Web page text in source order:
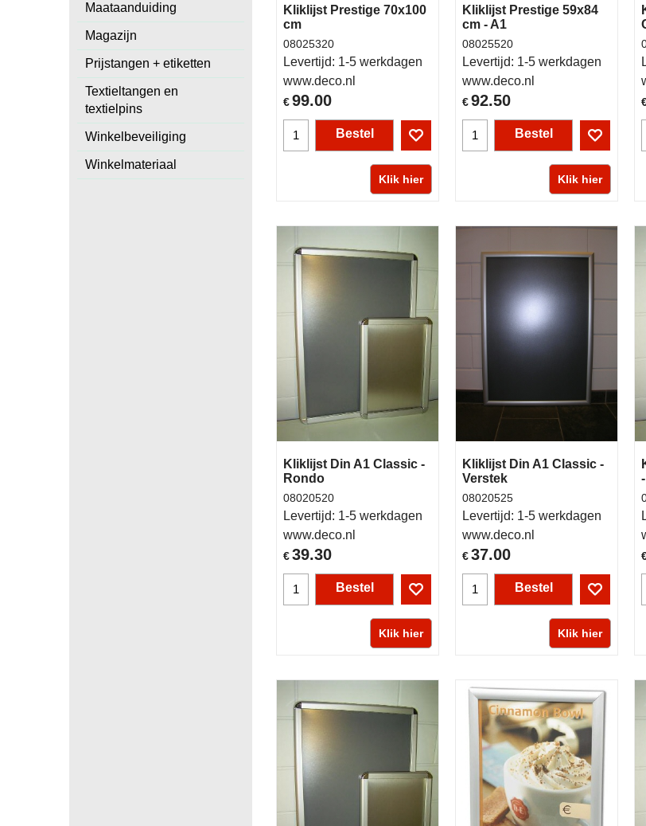
Maataanduiding
Magazijn
Prijstangen + etiketten
Textieltangen en
textielpins
Winkelbeveiliging
Winkelmateriaal
Kliklijst Prestige 70x100
cm
€99.00
08025320
Levertijd: 1-5 werkdagen
www.deco.nl
Bestel
Klik hier
Kliklijst Prestige 59x84
cm - A1
€92.50
08025520
Levertijd: 1-5 werkdagen
www.deco.nl
Bestel
Klik hier
Kliklijst Din A1 Classic -
Rondo
€39.30
08020520
Levertijd: 1-5 werkdagen
www.deco.nl
Bestel
Klik hier
Kliklijst Din A1 Classic -
Verstek
€37.00
08020525
Levertijd: 1-5 werkdagen
www.deco.nl
Bestel
Klik hier